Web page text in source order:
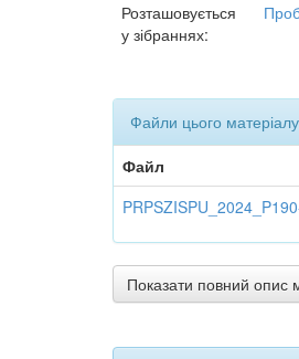
Розташовується
у зібраннях:
Файли цього
Файл
Показати повний опис